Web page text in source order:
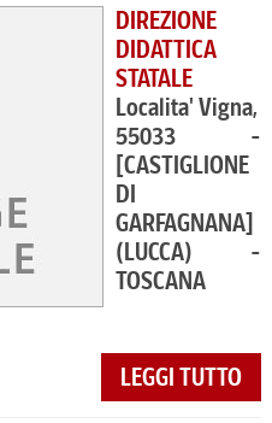
DIREZIONE
DIDATTICA
STATALE
Localita' Vigna,
55033 -
[CASTIGLIONE
DI
GARFAGNANA]
(LUCCA) -
TOSCANA
LEGGI TUTTO